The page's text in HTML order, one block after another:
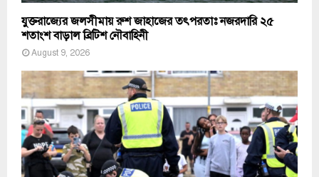
যুক্তরাজ্যের জলসীমায় রুশ জাহাজের তৎপরতাঃ নজরদারি ২৫
শতাংশ বাড়াল ব্রিটিশ নৌবাহিনী
August 9, 2026